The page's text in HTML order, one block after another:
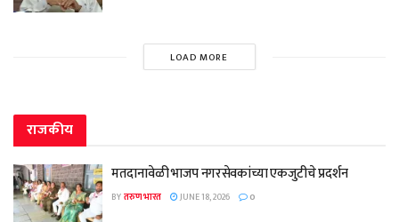
LOAD MORE
राजकीय
मतदानावेळी भाजप नगरसेवकांच्या एकजुटीचे प्रदर्शन
BYतरुण भारत JUNE 18, 2026 0